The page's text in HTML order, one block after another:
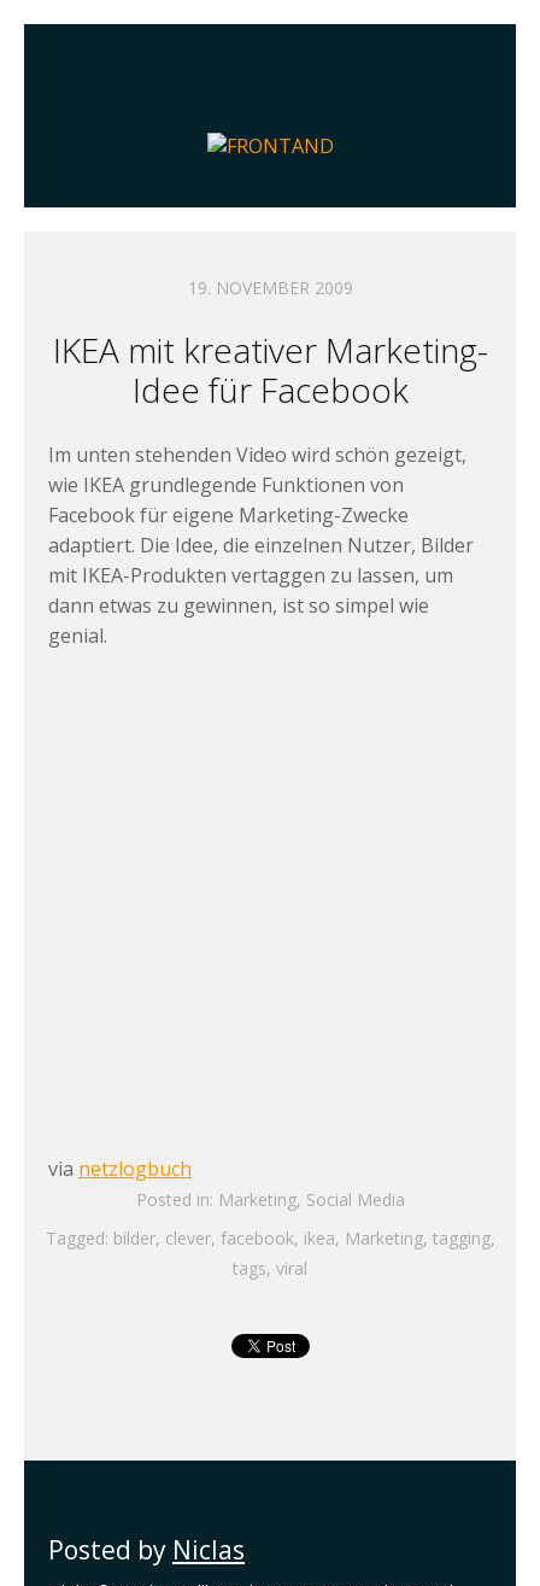
19. NOVEMBER 2009
IKEA mit kreativer Marketing-
Idee für Facebook
Im unten stehenden Video wird schön gezeigt,
wie IKEA grundlegende Funktionen von
Facebook für eigene Marketing-Zwecke
adaptiert. Die Idee, die einzelnen Nutzer, Bilder
mit IKEA-Produkten vertaggen zu lassen, um
dann etwas zu gewinnen, ist so simpel wie
genial.
via netzlogbuch
Posted in: Marketing, Social Media
Tagged: bilder, clever, facebook, ikea, Marketing, tagging,
tags, viral
Posted by Niclas